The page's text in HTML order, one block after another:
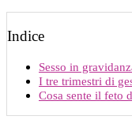
Indice
Sesso in
I tre trimestri di
Cosa sente il feto